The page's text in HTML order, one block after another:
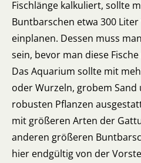
Fischlänge kalkuliert, sollte
Buntbarschen etwa 300
einplanen. Dessen muss
sein, bevor man diese
Das Aquarium sollte mit
oder Wurzeln, grobem Sand
robusten Pflanzen
mit größeren Arten der
anderen größeren
hier endgültig von der